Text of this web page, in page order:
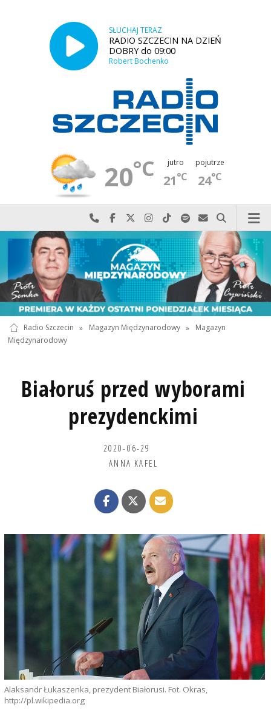
SŁUCHAJ TERAZ
RADIO SZCZECIN NA DZIEŃ
DOBRY do 09:00
Robert Bochenko
20°C jutro
21°C
pojutrze
24°C
Najlepiej po prostu do nas zadzwoń
Odwiedź nas na Facebook-u
Odwiedź nas na X
Odwiedź nas na Instagram-ie
Odwiedź nas na TikTok-u
Szukaj nas na Spotify
Wyślij do nas
Szukaj
Radio Szczecin » Magazyn Międzynarodowy »
Magazyn
Międzynarodowy
Białoruś przed wyborami
prezydenckimi
2020-06-29
ANNA KAFEL
Alaksandr Łukaszenka, prezydent Białorusi. Fot. Okras,
http://pl.wikipedia.org